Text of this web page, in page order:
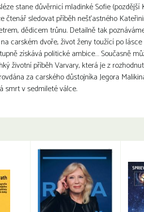
stane důvěrnicí mladinké Sofie (pozdější
čtenář sledovat příběh nešťastného
dědicem trůnu. Detailně tak
carském dvoře, život ženy toužící po
získává politické ambice… Současně
životní příběh Varvary, která je z
za carského důstojníka Jegora
smrt v sedmileté válce.